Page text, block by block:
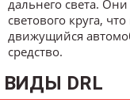
дальнего света.
светового круга,
движущийся
средство.
ВИДЫ DRL